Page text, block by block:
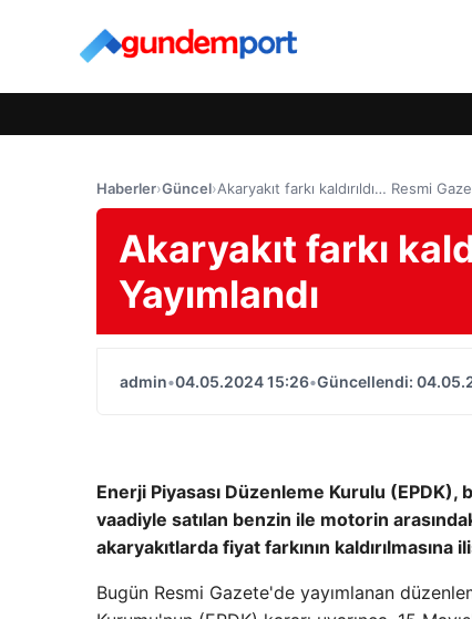
Haberler›Güncel›Akaryakıt farkı kaldırıldı… Resmi
Akaryakıt farkı
Yayımlandı
admin•04.05.2024 15:26•Güncellendi:
Enerji Piyasası Düzenleme Kurulu
vaadiyle satılan benzin ile motorin
akaryakıtlarda fiyat farkının
Bugün Resmi Gazete'de yayımlanan